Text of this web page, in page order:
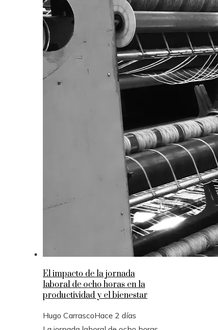
El impacto de la jornada
laboral de ocho horas en la
productividad y el bienestar
Hugo CarrascoHace 2 días